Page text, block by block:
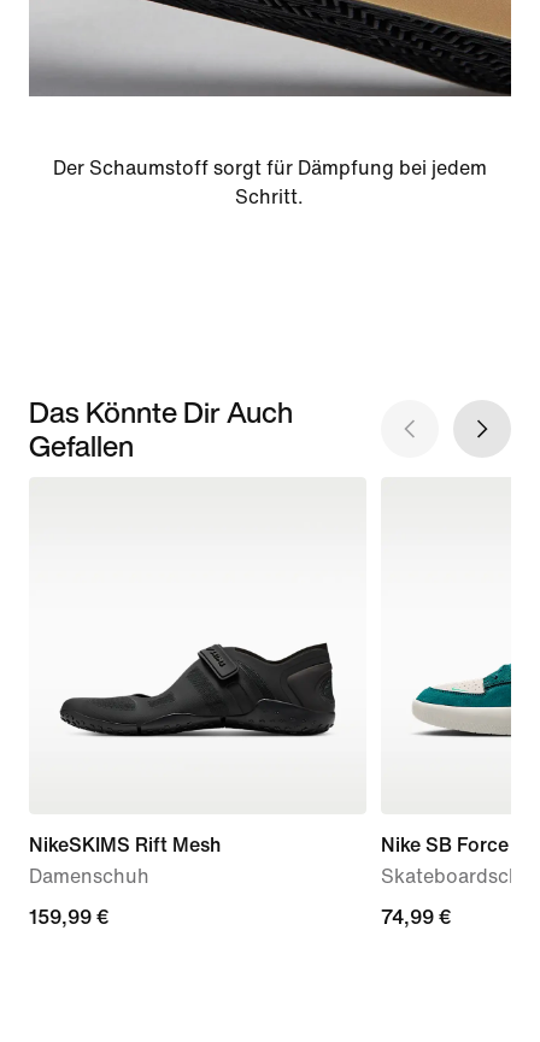
Der Schaumstoff sorgt für Dämpfung bei jedem
Schritt.
Das Könnte Dir Auch
Gefallen
NikeSKIMS Rift Mesh
Damenschuh
159,99 €
159,99 €
Nike SB Force 58
74,99 €
74,99 €